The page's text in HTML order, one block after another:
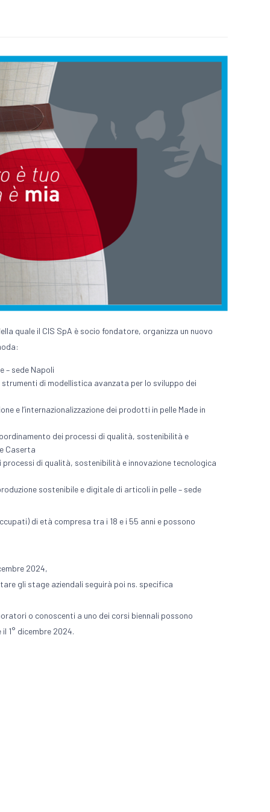
quale il CIS SpA è socio fondatore, organizza un nuovo
– sede Napoli
di modellistica avanzata per lo sviluppo dei
e l’internazionalizzazione dei prodotti in pelle Made in
dei processi di qualità, sostenibilità e
Caserta
processi di qualità, sostenibilità e innovazione tecnologica
sostenibile e digitale di articoli in pelle – sede
di età compresa tra i 18 e i 55 anni e possono
2024,
gli stage aziendali seguirà poi ns. specifica
o conoscenti a uno dei corsi biennali possono
1° dicembre 2024.